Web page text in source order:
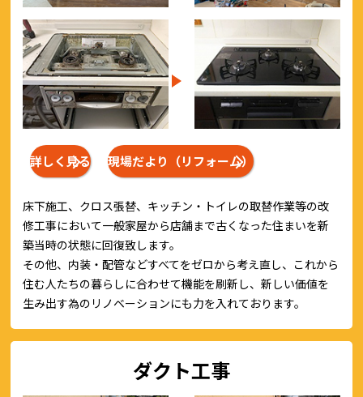
詳しく見る 現場だより（リフォーム）
床下施工、クロス張替、キッチン・トイレの取替作業等の改
修工事において一般家屋から店舗まで古くなった住まいを新
築当時の状態に回復致します。
その他、内装・配管などすべてをゼロから考え直し、これから
住む人たちの暮らしに合わせて機能を刷新し、新しい価値を
生み出す為のリノベーションにも力を入れております。
ダクト工事